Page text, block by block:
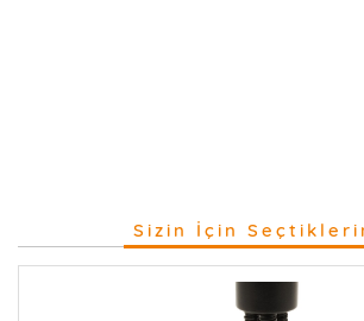
Sizin İçin